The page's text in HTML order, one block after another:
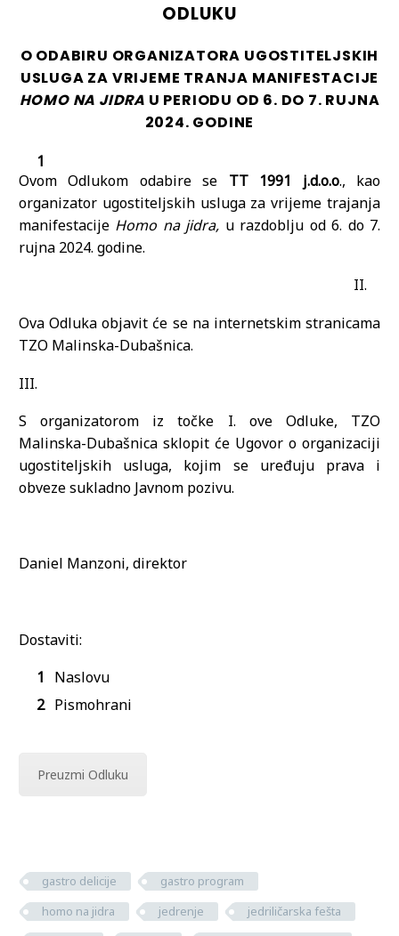
ODLUKU
O ODABIRU ORGANIZATORA UGOSTITELJSKIH
USLUGA ZA VRIJEME TRANJA MANIFESTACIJE
HOMO NA JIDRA U PERIODU OD 6. DO 7. RUJNA
2024. GODINE
Ovom Odlukom odabire se TT 1991 j.d.o.o., kao
organizator ugostiteljskih usluga za vrijeme trajanja
manifestacije Homo na jidra, u razdoblju od 6. do 7.
rujna 2024. godine.
II.
Ova Odluka objavit će se na internetskim stranicama
TZO Malinska-Dubašnica.
III.
S organizatorom iz točke I. ove Odluke, TZO
Malinska-Dubašnica sklopit će Ugovor o organizaciji
ugostiteljskih usluga, kojim se uređuju prava i
obveze sukladno Javnom pozivu.
Daniel Manzoni, direktor
Dostaviti:
Naslovu
Pismohrani
Preuzmi Odluku
gastro delicije
gastro program
homo na jidra
jedrenje
jedriličarska fešta